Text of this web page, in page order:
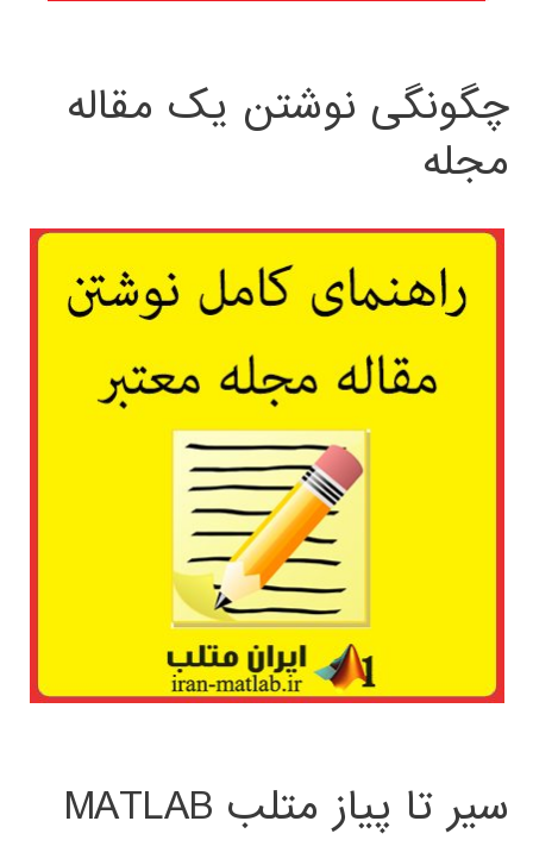
چگونگی نوشتن یک مقاله
مجله
سیر تا پیاز متلب MATLAB